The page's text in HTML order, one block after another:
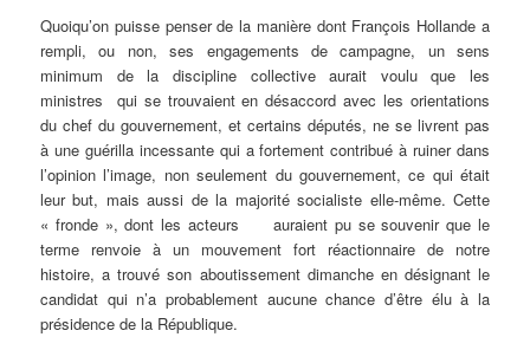
Quoiqu’on puisse penser de la manière dont François Hollande a
rempli, ou non, ses engagements de campagne, un sens
minimum de la discipline collective aurait voulu que les
ministres qui se trouvaient en désaccord avec les orientations
du chef du gouvernement, et certains députés, ne se livrent pas
à une guérilla incessante qui a fortement contribué à ruiner dans
l’opinion l’image, non seulement du gouvernement, ce qui était
leur but, mais aussi de la majorité socialiste elle-même. Cette
« fronde », dont les acteurs auraient pu se souvenir que le
terme renvoie à un mouvement fort réactionnaire de notre
histoire, a trouvé son aboutissement dimanche en désignant le
candidat qui n’a probablement aucune chance d’être élu à la
présidence de la République.